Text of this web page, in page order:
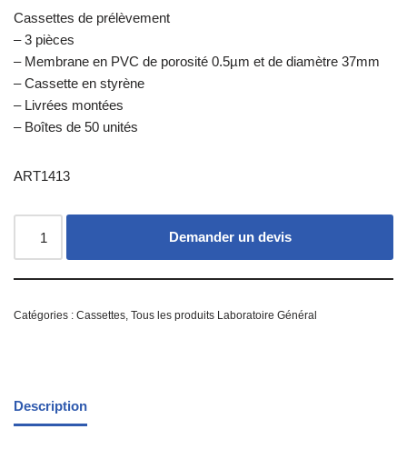
Cassettes de prélèvement
– 3 pièces
– Membrane en PVC de porosité 0.5µm et de diamètre 37mm
– Cassette en styrène
– Livrées montées
– Boîtes de 50 unités
ART1413
Demander un devis
Catégories : Cassettes, Tous les produits Laboratoire Général
Description